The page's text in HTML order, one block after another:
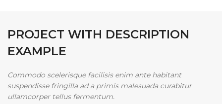
PROJECT WITH DESCRIPTION
EXAMPLE
Commodo scelerisque facilisis enim ante habitant
suspendisse fringilla ad a primis malesuada curabitur
ullamcorper tellus fermentum.